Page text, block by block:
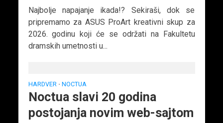
Najbolje napajanje ikada!? Sekiraši, dok se
pripremamo za ASUS ProArt kreativni skup za
2026. godinu koji će se održati na Fakultetu
dramskih umetnosti u...
HARDVER • NOCTUA
Noctua slavi 20 godina
postojanja novim web-sajtom